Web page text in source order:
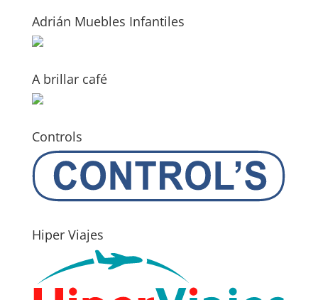
Adrián Muebles Infantiles
A brillar café
Controls
Hiper Viajes